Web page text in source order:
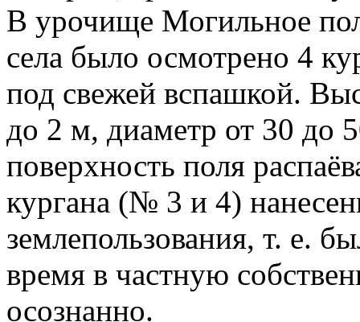
В урочище Могильное
села было осмотрено 4
под свежей вспашкой.
до 2 м, диаметр от 30 до
поверхность поля
кургана (№ 3 и 4)
землепользования, т. е.
время в частную
осознанно.